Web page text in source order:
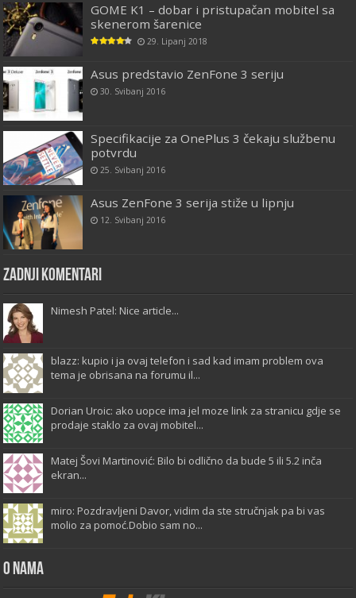
GOME K1 – dobar i pristupačan mobitel sa
skenerom šarenice
29. Lipanj 2018
Asus predstavio ZenFone 3 seriju
30. Svibanj 2016
Specifikacije za OnePlus 3 čekaju službenu
potvrdu
25. Svibanj 2016
Asus ZenFone 3 serija stiže u lipnju
12. Svibanj 2016
Zadnji komentari
Nimesh Patel: Nice article...
blazz: kupio i ja ovaj telefon i sad kad imam problem ova
tema je obrisana na forumu il...
Dorian Uroic: ako uopce ima jel moze link za stranicu gdje se
prodaje staklo za ovaj mobitel...
Matej Šovi Martinović: Bilo bi odlično da bude 5 ili 5.2 inča
ekran...
miro: Pozdravljeni Davor, vidim da ste stručnjak pa bi vas
molio za pomoć.Dobio sam no...
O Nama